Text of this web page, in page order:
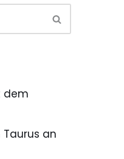
dem
an